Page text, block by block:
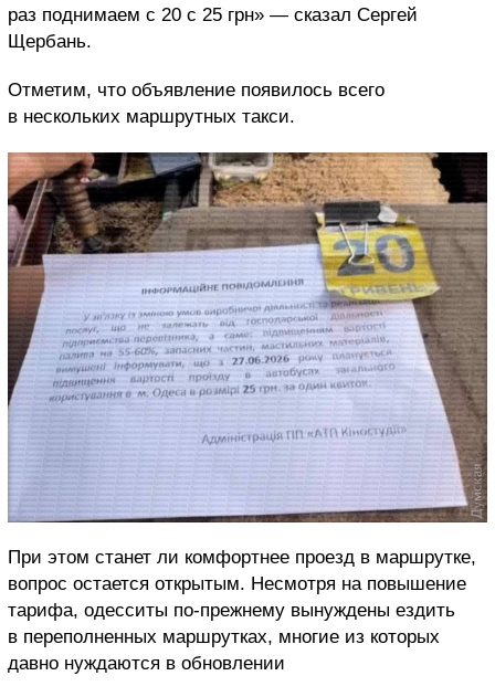
раз поднимаем с 20 с 25 грн» — сказал Сергей
Щербань.
Отметим, что объявление появилось всего
в нескольких маршрутных такси.
При этом станет ли комфортнее проезд в маршрутке,
вопрос остается открытым. Несмотря на повышение
тарифа, одесситы по-прежнему вынуждены ездить
в переполненных маршрутках, многие из которых
давно нуждаются в обновлении